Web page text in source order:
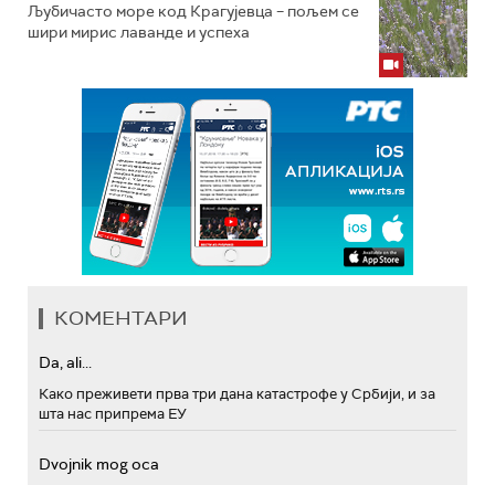
Љубичасто море код Крагујевца – пољем се
шири мирис лаванде и успеха
КОМЕНТАРИ
Da, ali...
Како преживети прва три дана катастрофе у Србији, и за
шта нас припрема ЕУ
Dvojnik mog oca